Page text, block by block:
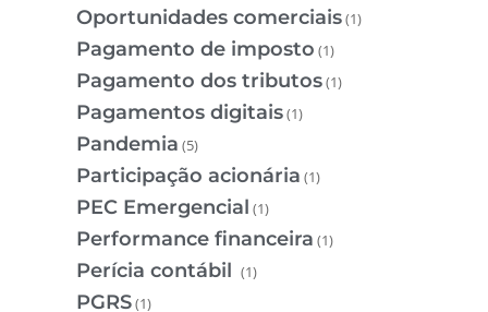
Oportunidades comerciais(1)
Pagamento de imposto (1)
Pagamento dos tributos(1)
Pagamentos digitais(1)
Pandemia (5)
Participação acionária (1)
PEC Emergencial (1)
Performance financeira (1)
Perícia contábil (1)
PGRS(1)